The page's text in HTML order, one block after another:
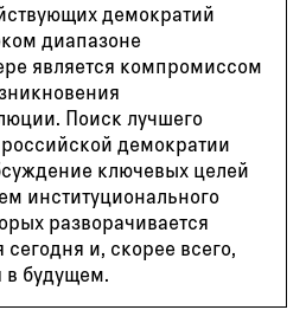
демократий
диапазоне
является компромиссом
Поиск лучшего
демократии
ключевых целей
институционального
разворачивается
и, скорее всего,
в будущем.